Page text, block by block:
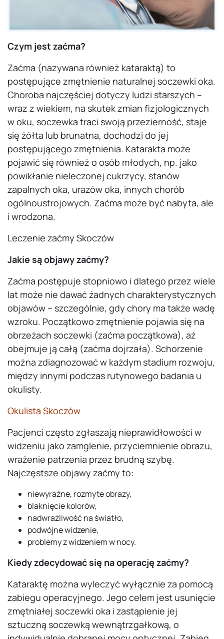
Czym jest zaćma?
Zaćma (nazywana również kataraktą) to
postępujące zmętnienie naturalnej soczewki oka.
Choroba najczęściej dotyczy ludzi starszych –
wraz z wiekiem, na skutek zmian fizjologicznych
w oku, soczewka traci swoją przezierność, staje
się żółta lub brunatna, dochodzi do jej
postępującego zmętnienia. Katarakta może
pojawić się również o osób młodych, np. jako
powikłanie nieleczonej cukrzycy, stanów
zapalnych oka, urazów oka, innych chorób
ogólnoustrojowych. Zaćma może być nabyta, ale
i wrodzona.
Leczenie zaćmy Skoczów
Jakie są objawy zaćmy?
Zaćma postępuje stopniowo i dlatego przez wiele
lat może nie dawać żadnych charakterystycznych
objawów – szczególnie, gdy chory ma także wadę
wzroku. Początkowo zmętnienie pojawia się na
obrzeżach soczewki (zaćma początkowa), aż
obejmuje ją całą (zaćma dojrzała). Schorzenie
można zdiagnozować w każdym stadium rozwoju,
między innymi podczas rutynowego badania u
okulisty.
Okulista Skoczów
Pacjenci często zgłaszają nieprawidłowości w
widzeniu jako zamglenie, przyciemnienie obrazu,
wrażenie patrzenia przez brudną szybę.
Najczęstsze objawy zaćmy to:
niewyraźne, rozmyte obrazy,
blaknięcie kolorów,
nadwrażliwość na światło,
podwójne widzenie,
problemy z widzeniem w nocy.
Kiedy zdecydować się na operację zaćmy?
Kataraktę można wyleczyć wyłącznie za pomocą
zabiegu operacyjnego. Jego celem jest usunięcie
zmętniałej soczewki oka i zastąpienie jej
sztuczną soczewką wewnątrzgałkową, o